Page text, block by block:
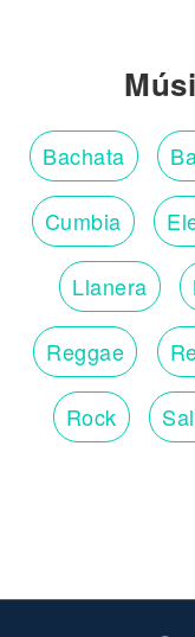
Bachata
Cumbia
Llanera
Reggae
Rock